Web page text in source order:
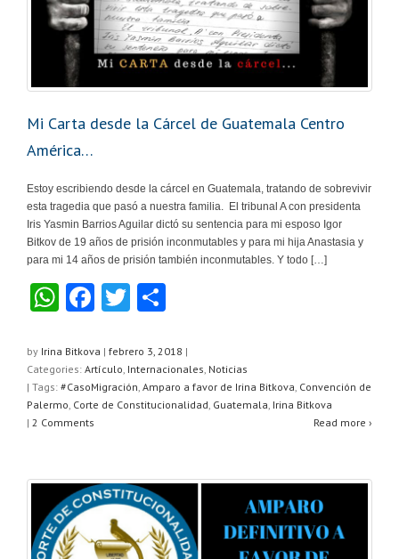
Mi Carta desde la Cárcel de Guatemala Centro
América…
Estoy escribiendo desde la cárcel en Guatemala, tratando de sobrevivir
esta tragedia que pasó a nuestra familia. El tribunal A con presidenta
Iris Yasmin Barrios Aguilar dictó su sentencia para mi esposo Igor
Bitkov de 19 años de prisión inconmutables y para mi hija Anastasia y
para mi 14 años de prisión también inconmutables. Y todo […]
W
at
s
A
F
c
e
b
k
T
tt
er
m
p
ar
by Irina Bitkova | febrero 3, 2018 |
Categories: Artículo, Internacionales, Noticias
| Tags: #CasoMigración, Amparo a favor de Irina Bitkova, Convención de
Palermo, Corte de Constitucionalidad, Guatemala, Irina Bitkova
| 2 Comments Read more ›